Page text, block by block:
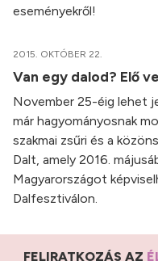
eseményekről!
2015. OKTÓBER 22.
Van egy dalod? Elő
November 25-éig lehet
már hagyományosnak
szakmai zsűri és a
Dalt, amely 2016.
Magyarországot
Dalfesztiválon.
FELIRATKOZÁS AZ